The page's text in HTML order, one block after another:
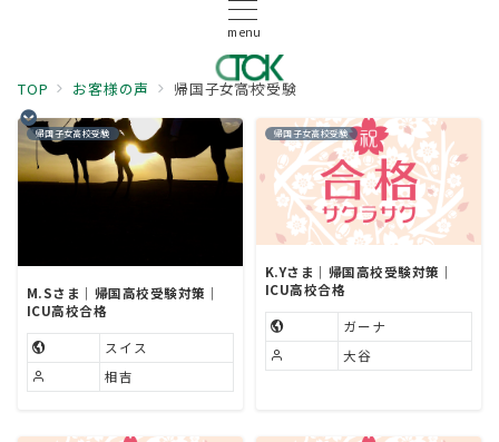
menu
TOP お客様の声 帰国子女高校受験
帰国子女高校受験
M.Sさま｜帰国高校受験対策｜
ICU高校合格
スイス
相吉
帰国子女高校受験
K.Yさま｜帰国高校受験対策｜
ICU高校合格
ガーナ
大谷